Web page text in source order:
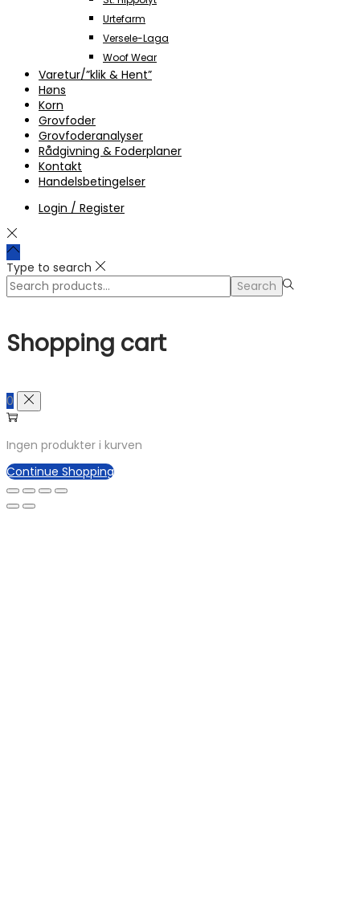
Urtefarm
Versele-Laga
Woof Wear
Varetur/”klik & Hent”
Høns
Korn
Grovfoder
Grovfoderanalyser
Rådgivning & Foderplaner
Kontakt
Handelsbetingelser
Login / Register
Type to search
Search
for:>
Search
Shopping cart
0
Ingen produkter i kurven
Continue Shopping